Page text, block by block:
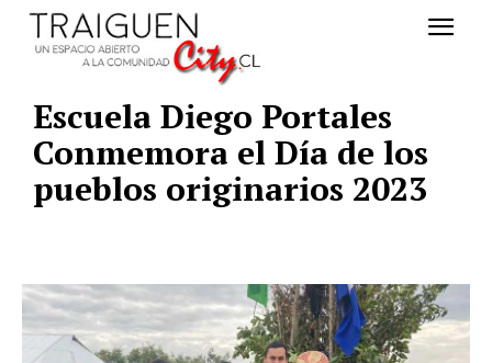
Escuela Diego Portales
Conmemora el Día de los
pueblos originarios 2023